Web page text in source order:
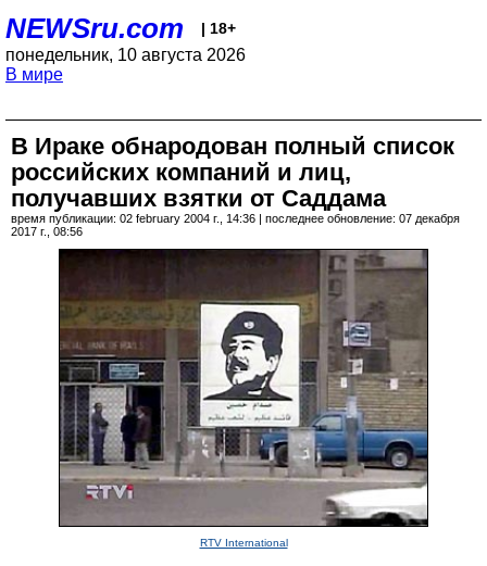
NEWSru.com | 18+
понедельник, 10 августа 2026
В мире
В Ираке обнародован полный список
российских компаний и лиц,
получавших взятки от Саддама
время публикации: 02 february 2004 г., 14:36 | последнее обновление: 07 декабря
2017 г., 08:56
RTV International